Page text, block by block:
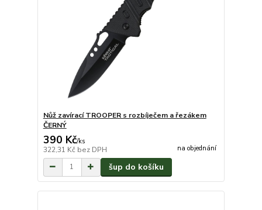
Nůž zavírací TROOPER s rozbíječem a řezákem
ČERNÝ
390 Kč/ks
322,31 Kč bez DPH na objednání
šup do košíku